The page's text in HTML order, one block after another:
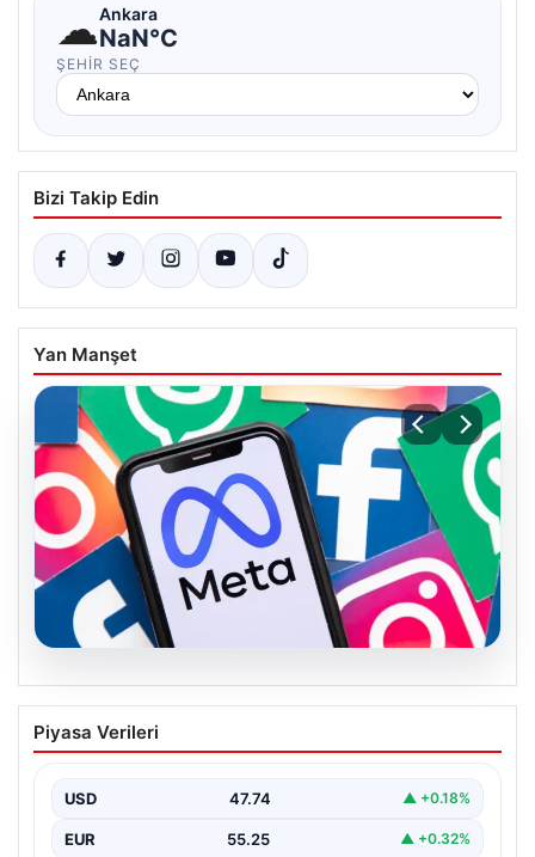
☁Ankara
NaN°C
ŞEHIR SEÇ
Bizi Takip Edin
Yan Manşet
Meta’ya çocuk güvenliği davasında 567
milyon dolar ceza
Piyasa Verileri
USD 47.74 ▲ +0.18%
EUR 55.25 ▲ +0.32%